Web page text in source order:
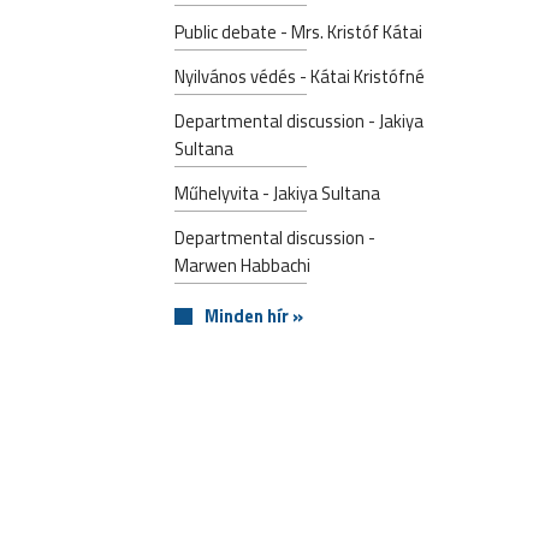
Public debate - Mrs. Kristóf Kátai
Nyilvános védés - Kátai Kristófné
Departmental discussion - Jakiya
Sultana
Műhelyvita - Jakiya Sultana
Departmental discussion -
Marwen Habbachi
Minden hír »